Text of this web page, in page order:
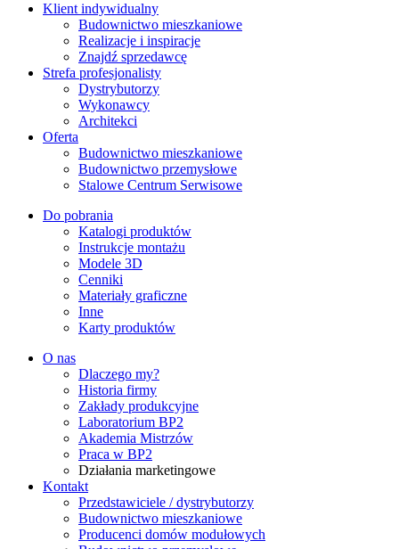
Klient indywidualny
Budownictwo mieszkaniowe
Realizacje i inspiracje
Znajdź sprzedawcę
Strefa profesjonalisty
Dystrybutorzy
Wykonawcy
Architekci
Oferta
Budownictwo mieszkaniowe
Budownictwo przemysłowe
Stalowe Centrum Serwisowe
Do pobrania
Katalogi produktów
Instrukcje montażu
Modele 3D
Cenniki
Materiały graficzne
Inne
Karty produktów
O nas
Dlaczego my?
Historia firmy
Zakłady produkcyjne
Laboratorium BP2
Akademia Mistrzów
Praca w BP2
Działania marketingowe
Kontakt
Przedstawiciele / dystrybutorzy
Budownictwo mieszkaniowe
Producenci domów modułowych